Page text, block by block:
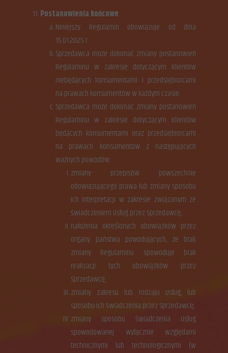
Postanowienia końcowe
Niniejszy Regulamin obowiązuje od dnia
15.01.2025 r.
Sprzedawca może dokonać zmiany postanowień
Regulaminu w zakresie dotyczącym Klientów
niebędących konsumentami i przedsiębiorcami
na prawach konsumentów w każdym czasie.
Sprzedawca może dokonać zmiany postanowień
Regulaminu w zakresie dotyczącym Klientów
będących konsumentami oraz przedsiębiorcami
na prawach konsumentów z następujących
ważnych powodów:
zmiany przepisów powszechnie
obowiązującego prawa lub zmiany sposobu
ich interpretacji w zakresie związanym ze
świadczeniem Usług przez Sprzedawcę;
nałożenia określonych obowiązków przez
organy państwa powodujących, że brak
zmiany Regulaminu spowoduje brak
realizacji tych obowiązków przez
Sprzedawcę;
zmiany zakresu lub rodzaju Usług, lub
sposobu ich świadczenia przez Sprzedawcę;
zmiany sposobu świadczenia Usług
spowodowanej wyłącznie względami
technicznymi lub technologicznymi (w